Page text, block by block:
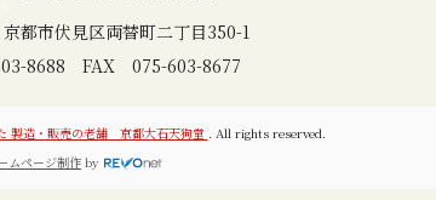
都市伏見区両替町二丁目350-1
8688 FAX 075-603-8677
製造・販売の老舗 京都大石天狗堂 . All rights reserved.
ムページ制作 by